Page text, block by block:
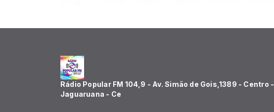
Rádio Popular FM 104,9 - Av. Simão de Gois,1389 - Centro -
Jaguaruana - Ce